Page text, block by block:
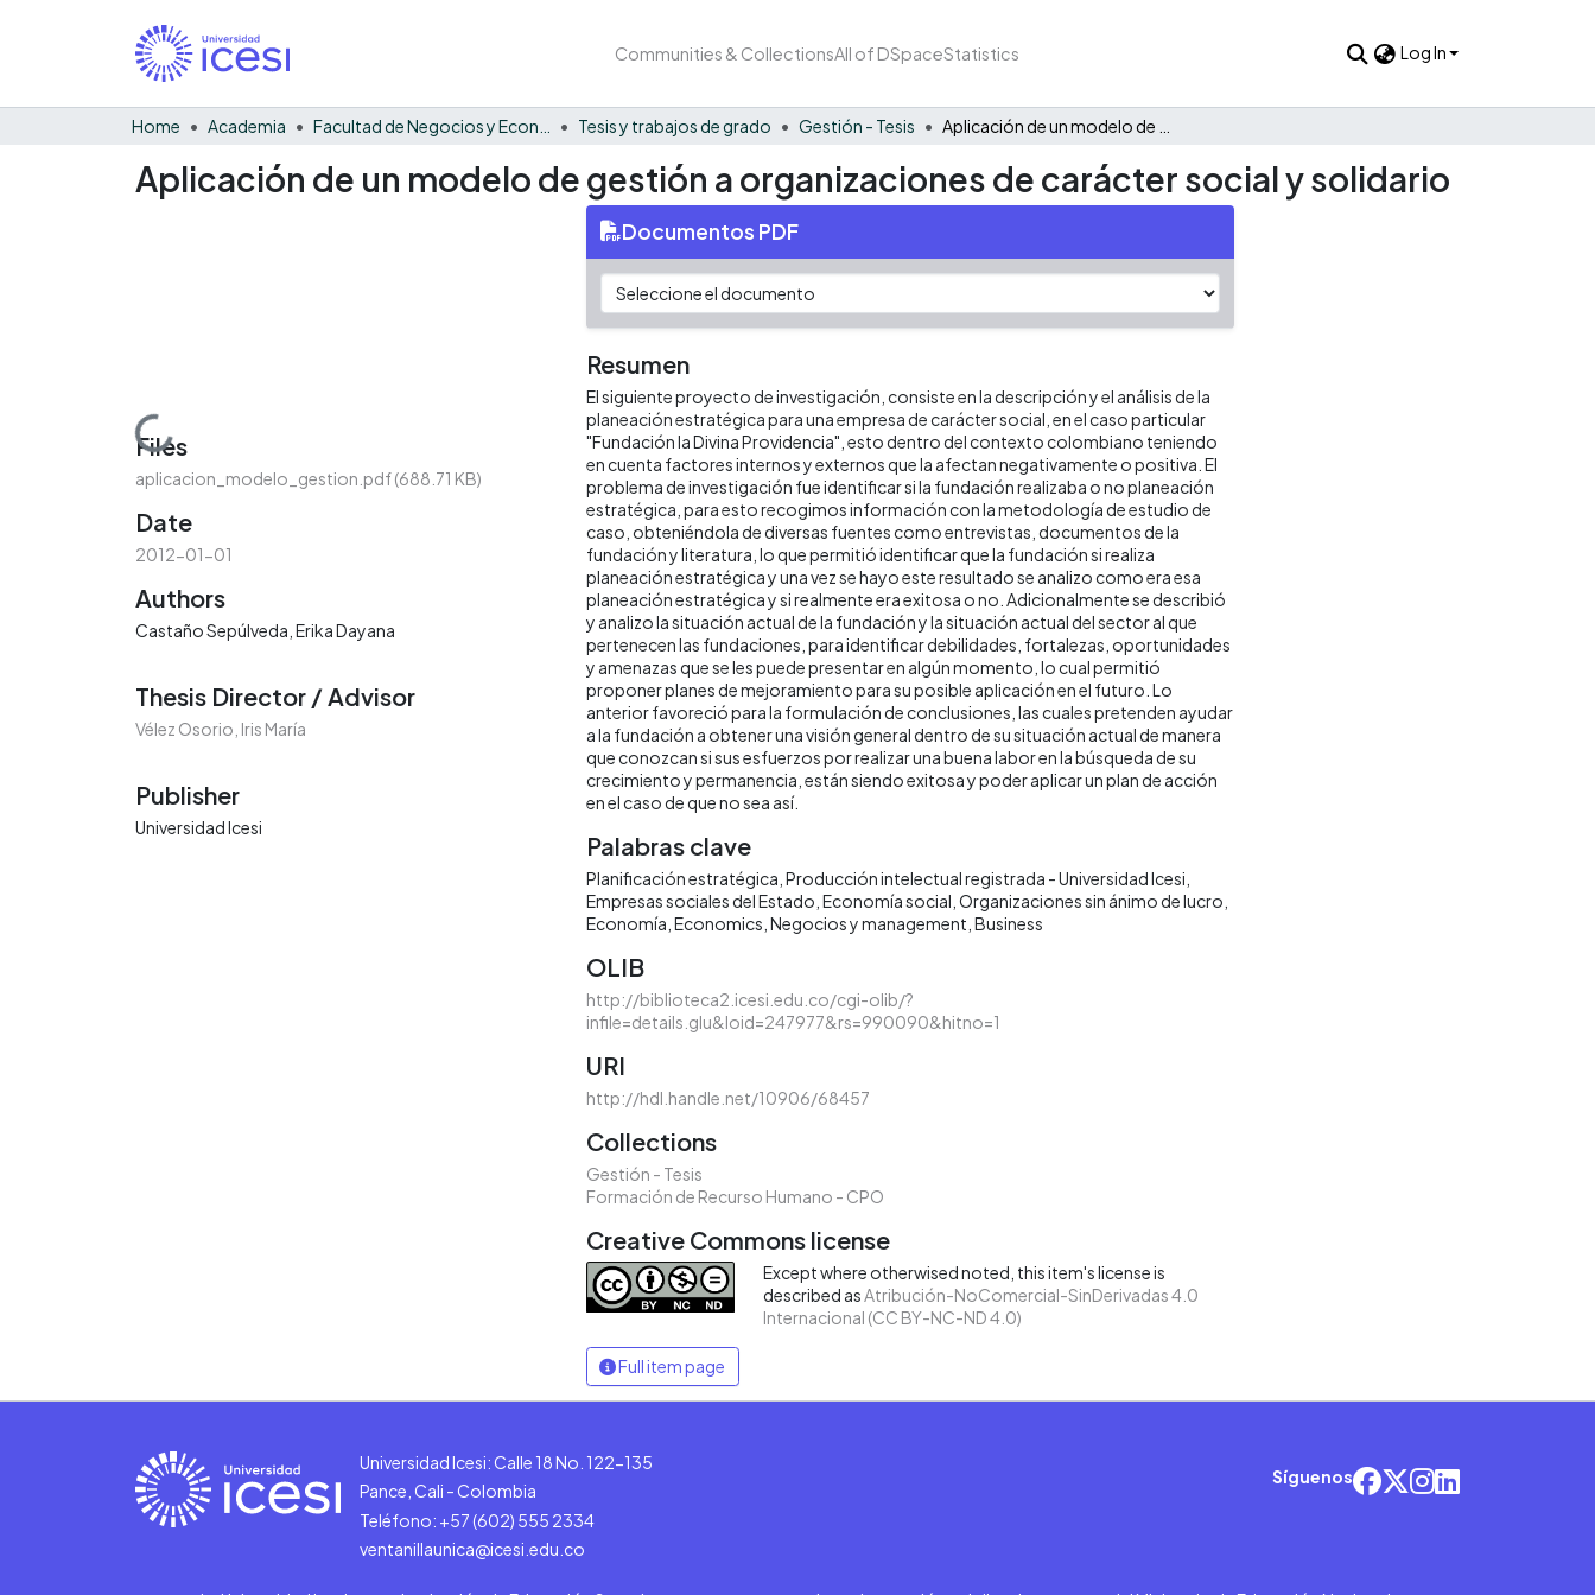
Communities & CollectionsAll of DSpaceStatistics Log In
Home Academia Tesis y trabajos de grado Gestión - Tesis
Aplicación de un modelo de gestión a organizaciones de carácter social y solidario
Loading...
Files
aplicacion_modelo_gestion.pdf(688.71 KB)
Date
2012-01-01
Authors
Castaño Sepúlveda, Erika Dayana
Thesis Director / Advisor
Vélez Osorio, Iris María
Publisher
Universidad Icesi
Documentos PDF
Resumen
El siguiente proyecto de investigación, consiste en la descripción y el análisis de la
planeación estratégica para una empresa de carácter social, en el caso particular
"Fundación la Divina Providencia", esto dentro del contexto colombiano teniendo
en cuenta factores internos y externos que la afectan negativamente o positiva. El
problema de investigación fue identificar si la fundación realizaba o no planeación
estratégica, para esto recogimos información con la metodología de estudio de
caso, obteniéndola de diversas fuentes como entrevistas, documentos de la
fundación y literatura, lo que permitió identificar que la fundación si realiza
planeación estratégica y una vez se hayo este resultado se analizo como era esa
planeación estratégica y si realmente era exitosa o no. Adicionalmente se describió
y analizo la situación actual de la fundación y la situación actual del sector al que
pertenecen las fundaciones, para identificar debilidades, fortalezas, oportunidades
y amenazas que se les puede presentar en algún momento, lo cual permitió
proponer planes de mejoramiento para su posible aplicación en el futuro. Lo
anterior favoreció para la formulación de conclusiones, las cuales pretenden ayudar
a la fundación a obtener una visión general dentro de su situación actual de manera
que conozcan si sus esfuerzos por realizar una buena labor en la búsqueda de su
crecimiento y permanencia, están siendo exitosa y poder aplicar un plan de acción
en el caso de que no sea así.
Palabras clave
Planificación estratégica Producción intelectual registrada - Universidad Icesi
Empresas sociales del Estado Economía social Organizaciones sin ánimo de lucro
Economía Economics Negocios y management Business
OLIB
http://biblioteca2.icesi.edu.co/cgi-olib/?
infile=details.glu&loid=247977&rs=990090&hitno=1
URI
http://hdl.handle.net/10906/68457
Collections
Gestión - Tesis
Formación de Recurso Humano - CPO
Creative Commons license
Except where otherwised noted, this item's license is
described as Atribución-NoComercial-SinDerivadas 4.0
Internacional (CC BY-NC-ND 4.0)
Full item page
Universidad Icesi: Calle 18 No. 122-135
Pance, Cali - Colombia
Teléfono: +57 (602) 555 2334
ventanillaunica@icesi.edu.co
Síguenos